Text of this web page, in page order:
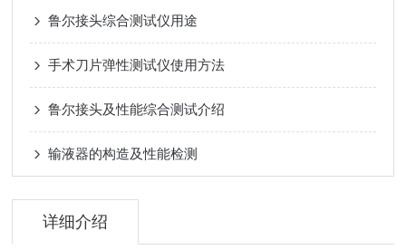
鲁尔接头综合测试仪用途
手术刀片弹性测试仪使用方法
鲁尔接头及性能综合测试介绍
输液器的构造及性能检测
详细介绍